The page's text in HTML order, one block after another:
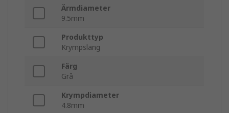
Ärmdiameter
9.5mm
Produkttyp
Krympslang
Färg
Grå
Krympdiameter
4.8mm